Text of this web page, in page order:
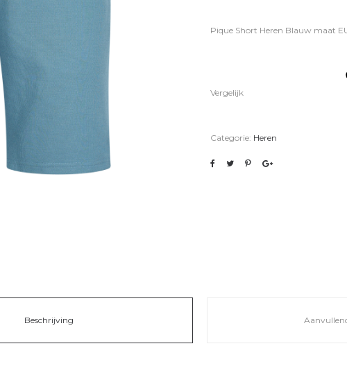
Pique Short Heren Blauw maat
Vergelijk
Categorie: Heren
Beschrijving